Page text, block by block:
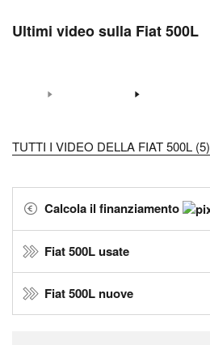
Ultimi video sulla Fiat 500L
TUTTI I VIDEO DELLA FIAT 500L (5)
Calcola il finanziamento
Fiat 500L usate
Fiat 500L nuove